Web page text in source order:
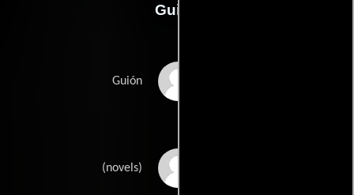
Guión
Guión
(novels)